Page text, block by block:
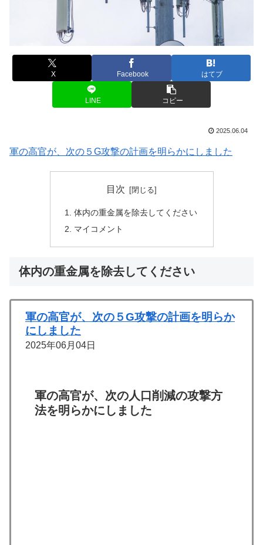
X Facebook はてブ
LINE コピー
2025.06.04
軍の高官が、次の５G攻撃の計画を明らかにしました
目次
体内の重金属を除去してください
マイコメント
体内の重金属を除去してください
軍の高官が、次の５G攻撃の計画を明らか
にしました
2025年06月04日
軍の高官が、次の人口削減の攻撃方
法を明らかにしました